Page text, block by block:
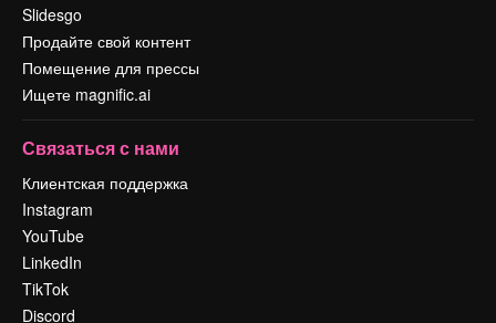
Slidesgo
Продайте свой контент
Помещение для прессы
Ищете magnific.ai
Связаться с нами
Клиентская поддержка
Instagram
YouTube
LinkedIn
TikTok
Discord